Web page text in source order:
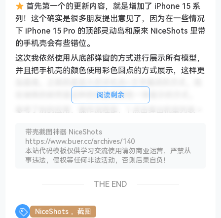
首先第一个的更新内容，就是增加了 iPhone 15 系
列！这个确实是很多朋友提出意见了，因为在一些情况
下 iPhone 15 Pro 的顶部灵动岛和原来 NiceShots 里带
的手机壳会有些错位。
这次我依然使用从底部弹窗的方式进行展示所有模型，
并且把手机壳的颜色使用彩色圆点的方式展示，这样更
在使用的依然是这种把机型和颜色一体显示的方式。
要点击三次。我这个方式就相当于简化了一步，从弹出
的列表里直接选择手机壳颜色即可。所以这个更新内容
是为了 [高效]
阅读剩余
带壳截图神器 NiceShots
https://www.buer.cc/archives/140
本站代码模板仅供学习交流使用请勿商业运营，严禁从
事违法，侵权等任何非法活动，否则后果自负！
THE END
NiceShots ，截图